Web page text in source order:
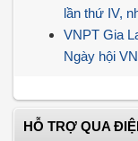
lần thứ IV,
VNPT Gia
Ngày hội
HỖ TRỢ QUA